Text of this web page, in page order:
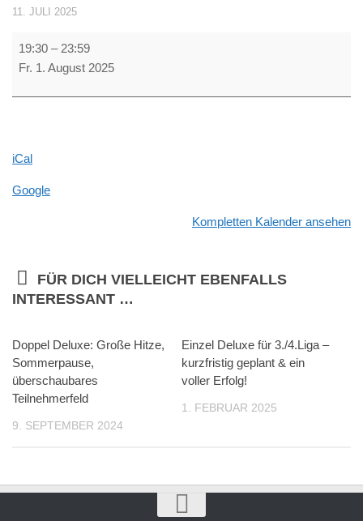
11. JULI 2025
OFFENES
DOPPEL
19:30 – 23:59
Fr. 1. August 2025
iCal
Google
Kompletten Kalender ansehen
FÜR DICH VIELLEICHT EBENFALLS
INTERESSANT …
Doppel Deluxe: Große Hitze,
Sommerpause,
überschaubares
Teilnehmerfeld
9. SEPTEMBER 2024
Einzel Deluxe für 3./4.Liga –
kurzfristig geplant & ein
voller Erfolg!
1. FEBRUAR 2025